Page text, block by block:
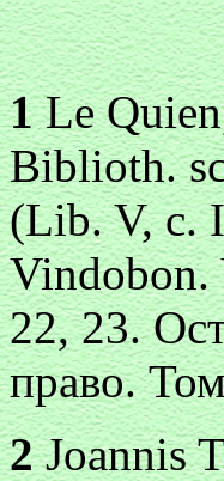
1Le
Biblioth.
(Lib. V, c.
Vindobon.
22, 23.
право.
2Joannis